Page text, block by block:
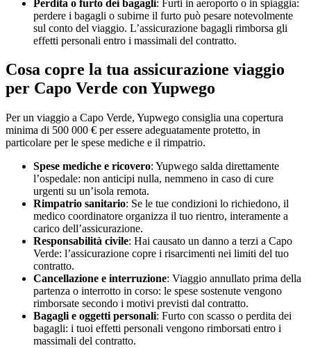
Perdita o furto dei bagagli: Furti in aeroporto o in spiaggia:
perdere i bagagli o subirne il furto può pesare notevolmente
sul conto del viaggio. L’assicurazione bagagli rimborsa gli
effetti personali entro i massimali del contratto.
Cosa copre la tua assicurazione viaggio
per Capo Verde con Yupwego
Per un viaggio a Capo Verde, Yupwego consiglia una copertura
minima di 500 000 € per essere adeguatamente protetto, in
particolare per le spese mediche e il rimpatrio.
Spese mediche e ricovero: Yupwego salda direttamente
l’ospedale: non anticipi nulla, nemmeno in caso di cure
urgenti su un’isola remota.
Rimpatrio sanitario: Se le tue condizioni lo richiedono, il
medico coordinatore organizza il tuo rientro, interamente a
carico dell’assicurazione.
Responsabilità civile: Hai causato un danno a terzi a Capo
Verde: l’assicurazione copre i risarcimenti nei limiti del tuo
contratto.
Cancellazione e interruzione: Viaggio annullato prima della
partenza o interrotto in corso: le spese sostenute vengono
rimborsate secondo i motivi previsti dal contratto.
Bagagli e oggetti personali: Furto con scasso o perdita dei
bagagli: i tuoi effetti personali vengono rimborsati entro i
massimali del contratto.